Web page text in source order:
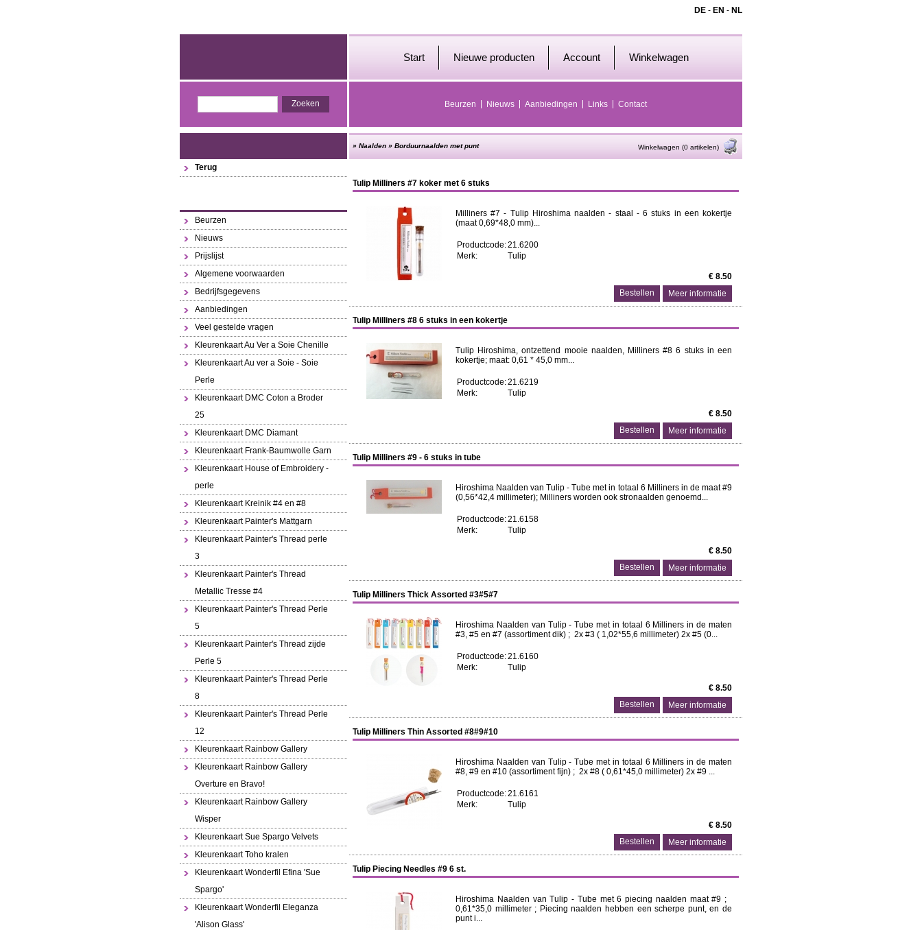
DE - EN - NL
Start Nieuwe producten Account Winkelwagen
Beurzen Nieuws Aanbiedingen Links Contact
Terug
Beurzen
Nieuws
Prijslijst
Algemene voorwaarden
Bedrijfsgegevens
Aanbiedingen
Veel gestelde vragen
Kleurenkaart Au Ver a Soie Chenille
Kleurenkaart Au ver a Soie - Soie
Perle
Kleurenkaart DMC Coton a Broder
25
Kleurenkaart DMC Diamant
Kleurenkaart Frank-Baumwolle Garn
Kleurenkaart House of Embroidery -
perle
Kleurenkaart Kreinik #4 en #8
Kleurenkaart Painter's Mattgarn
Kleurenkaart Painter's Thread perle
3
Kleurenkaart Painter's Thread
Metallic Tresse #4
Kleurenkaart Painter's Thread Perle
5
Kleurenkaart Painter's Thread zijde
Perle 5
Kleurenkaart Painter's Thread Perle
8
Kleurenkaart Painter's Thread Perle
12
Kleurenkaart Rainbow Gallery
Kleurenkaart Rainbow Gallery
Overture en Bravo!
Kleurenkaart Rainbow Gallery
Wisper
Kleurenkaart Sue Spargo Velvets
Kleurenkaart Toho kralen
Kleurenkaart Wonderfil Efina 'Sue
Spargo'
Kleurenkaart Wonderfil Eleganza
'Alison Glass'
» Naalden » Borduurnaalden met punt Winkelwagen (0 artikelen)
Tulip Milliners #7 koker met 6 stuks
Milliners #7 - Tulip Hiroshima naalden - staal - 6 stuks in een kokertje
(maat 0,69*48,0 mm)...
Productcode:21.6200
Merk:
Tulip
€ 8.50
Meer informatie
Tulip Milliners #8 6 stuks in een kokertje
Tulip Hiroshima, ontzettend mooie naalden, Milliners #8 6 stuks in een
kokertje; maat: 0,61 * 45,0 mm...
Productcode:21.6219
Merk:
Tulip
€ 8.50
Meer informatie
Tulip Milliners #9 - 6 stuks in tube
Hiroshima Naalden van Tulip - Tube met in totaal 6 Milliners in de maat #9
(0,56*42,4 millimeter); Milliners worden ook stronaalden genoemd...
Productcode:21.6158
Merk:
Tulip
€ 8.50
Meer informatie
Tulip Milliners Thick Assorted #3#5#7
Hiroshima Naalden van Tulip - Tube met in totaal 6 Milliners in de maten
#3, #5 en #7 (assortiment dik) ; 2x #3 ( 1,02*55,6 millimeter) 2x #5 (0...
Productcode:21.6160
Merk:
Tulip
€ 8.50
Meer informatie
Tulip Milliners Thin Assorted #8#9#10
Hiroshima Naalden van Tulip - Tube met in totaal 6 Milliners in de maten
#8, #9 en #10 (assortiment fijn) ; 2x #8 ( 0,61*45,0 millimeter) 2x #9 ...
Productcode:21.6161
Merk:
Tulip
€ 8.50
Meer informatie
Tulip Piecing Needles #9 6 st.
Hiroshima Naalden van Tulip - Tube met 6 piecing naalden maat #9 ;
0,61*35,0 millimeter ; Piecing naalden hebben een scherpe punt, en de
punt i...